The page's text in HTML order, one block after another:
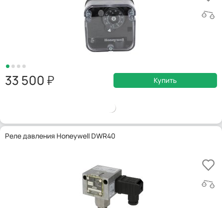
33 500 Купить
Реле давления Honeywell DWR40